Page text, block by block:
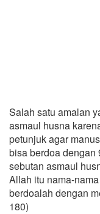
Salah satu amalan
asmaul husna
petunjuk agar
bisa berdoa dengan
sebutan asmaul
Allah itu nama-
berdoalah dengan
180)